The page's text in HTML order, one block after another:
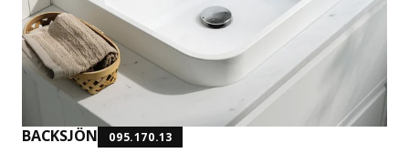
BACKSJÖN 095.170.13